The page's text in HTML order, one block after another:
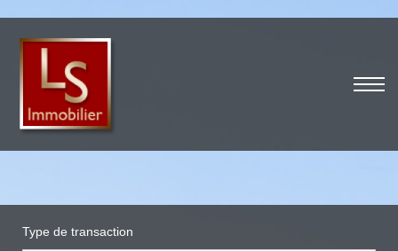
Type de transaction